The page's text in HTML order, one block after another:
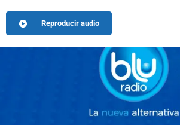
Reproducir audio